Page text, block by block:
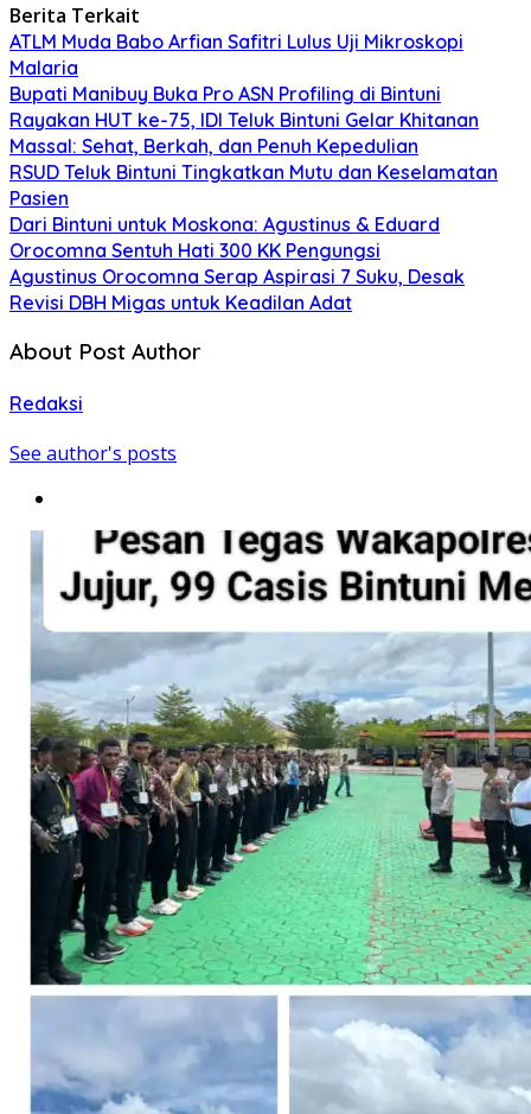
Berita Terkait
ATLM Muda Babo Arfian Safitri Lulus Uji Mikroskopi
Malaria
Bupati Manibuy Buka Pro ASN Profiling di Bintuni
Rayakan HUT ke-75, IDI Teluk Bintuni Gelar Khitanan
Massal: Sehat, Berkah, dan Penuh Kepedulian
RSUD Teluk Bintuni Tingkatkan Mutu dan Keselamatan
Pasien
Dari Bintuni untuk Moskona: Agustinus & Eduard
Orocomna Sentuh Hati 300 KK Pengungsi
Agustinus Orocomna Serap Aspirasi 7 Suku, Desak
Revisi DBH Migas untuk Keadilan Adat
About Post Author
Redaksi
See author's posts